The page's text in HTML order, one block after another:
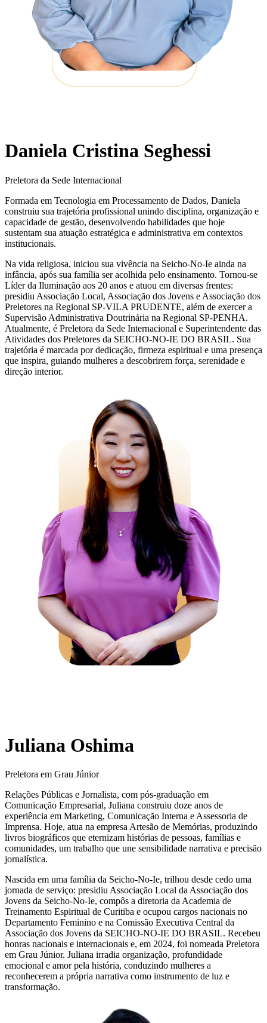
Daniela Cristina Seghessi
Preletora da Sede Internacional
Formada em Tecnologia em Processamento de Dados, Daniela
construiu sua trajetória profissional unindo disciplina, organização e
capacidade de gestão, desenvolvendo habilidades que hoje
sustentam sua atuação estratégica e administrativa em contextos
institucionais.
Na vida religiosa, iniciou sua vivência na Seicho-No-Ie ainda na
infância, após sua família ser acolhida pelo ensinamento. Tornou-se
Líder da Iluminação aos 20 anos e atuou em diversas frentes:
presidiu Associação Local, Associação dos Jovens e Associação dos
Preletores na Regional SP-VILA PRUDENTE, além de exercer a
Supervisão Administrativa Doutrinária na Regional SP-PENHA.
Atualmente, é Preletora da Sede Internacional e Superintendente das
Atividades dos Preletores da SEICHO-NO-IE DO BRASIL. Sua
trajetória é marcada por dedicação, firmeza espiritual e uma presença
que inspira, guiando mulheres a descobrirem força, serenidade e
direção interior.
Juliana Oshima
Preletora em Grau Júnior
Relações Públicas e Jornalista, com pós-graduação em
Comunicação Empresarial, Juliana construiu doze anos de
experiência em Marketing, Comunicação Interna e Assessoria de
Imprensa. Hoje, atua na empresa Artesão de Memórias, produzindo
livros biográficos que eternizam histórias de pessoas, famílias e
comunidades, um trabalho que une sensibilidade narrativa e precisão
jornalística.
Nascida em uma família da Seicho-No-Ie, trilhou desde cedo uma
jornada de serviço: presidiu Associação Local da Associação dos
Jovens da Seicho-No-Ie, compôs a diretoria da Academia de
Treinamento Espiritual de Curitiba e ocupou cargos nacionais no
Departamento Feminino e na Comissão Executiva Central da
Associação dos Jovens da SEICHO-NO-IE DO BRASIL. Recebeu
honras nacionais e internacionais e, em 2024, foi nomeada Preletora
em Grau Júnior. Juliana irradia organização, profundidade
emocional e amor pela história, conduzindo mulheres a
reconhecerem a própria narrativa como instrumento de luz e
transformação.